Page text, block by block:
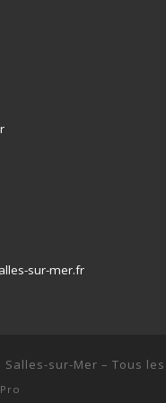
sur-mer.fr
Salles-sur-Mer – Tous